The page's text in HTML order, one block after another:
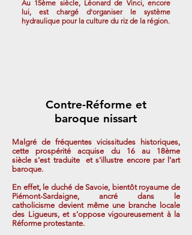
Au 15ème siècle, Léonard de Vinci, encore
lui, est chargé d'organiser le système
hydraulique pour la culture du riz de la région.
Contre-Réforme et
baroque nissart
Malgré de fréquentes vicissitudes historiques,
cette prospérité acquise du 16 au 18ème
siècle s'est traduite et s'illustre encore par l'art
baroque.
En effet, le duché de Savoie, bientôt royaume de
Piémont-Sardaigne, ancré dans le
catholicisme devient même une branche locale
des Ligueurs, et s'oppose vigoureusement à la
Réforme protestante.